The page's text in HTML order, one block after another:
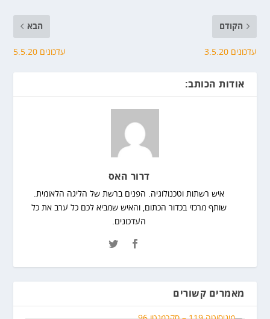
הקודם
עדכונים 3.5.20
הבא
עדכונים 5.5.20
אודות הכותב:
דרור האס
איש רשתות וטכנולוגיה. הפנים ברשת של הליגה הלאומית.
שותף מרכזי בכדור הכתום, והאיש שמביא לכם כל ערב את כל
העדכונים.
מאמרים קשורים